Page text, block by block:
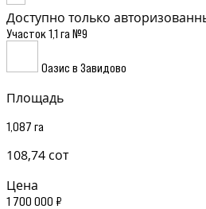
Доступно только
Участок 1,1 га №9
Оазис в Завидово
Площадь
1,087 га
108,74 сот
Цена
1 700 000 ₽